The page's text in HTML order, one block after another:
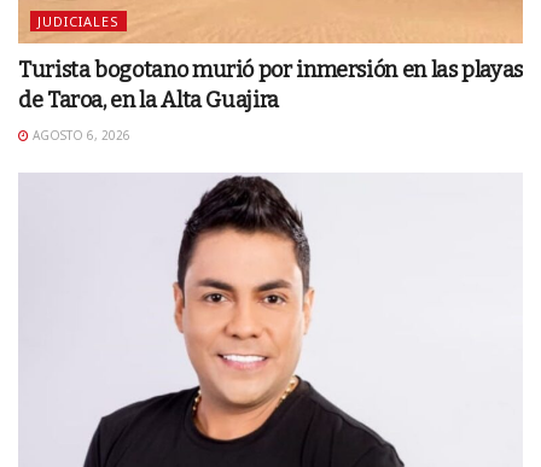
JUDICIALES
Turista bogotano murió por inmersión en las playas
de Taroa, en la Alta Guajira
AGOSTO 6, 2026